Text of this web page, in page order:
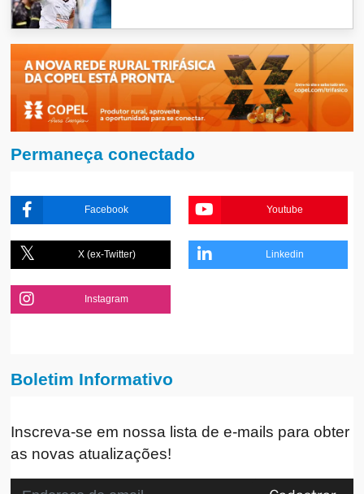
Permaneça conectado
Facebook Youtube
X (ex-Twitter) Linkedin
Instagram
Boletim Informativo
Inscreva-se em nossa lista de e-mails para obter
as novas atualizações!